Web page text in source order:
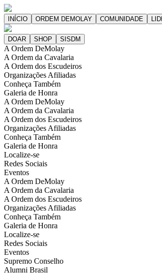
A Ordem DeMolay
A Ordem da Cavalaria
A Ordem dos Escudeiros
Organizações Afiliadas
Conheça Também
Galeria de Honra
A Ordem DeMolay
A Ordem da Cavalaria
A Ordem dos Escudeiros
Organizações Afiliadas
Conheça Também
Galeria de Honra
Localize-se
Redes Sociais
Eventos
A Ordem DeMolay
A Ordem da Cavalaria
A Ordem dos Escudeiros
Organizações Afiliadas
Conheça Também
Galeria de Honra
Localize-se
Redes Sociais
Eventos
Supremo Conselho
Alumni Brasil